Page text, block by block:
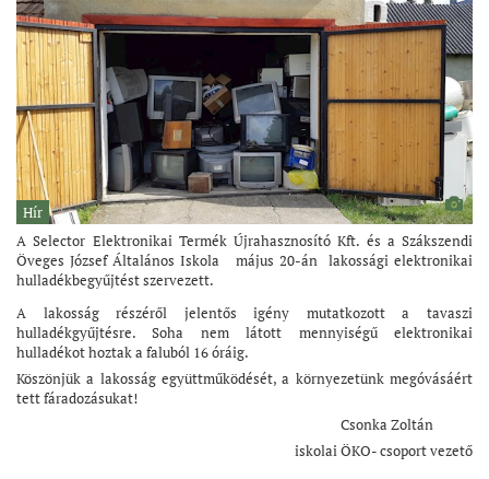
Hír
A Selector Elektronikai Termék Újrahasznosító Kft. és a Szákszendi
Öveges József Általános Iskola május 20-án lakossági elektronikai
hulladékbegyűjtést szervezett.
A lakosság részéről jelentős igény mutatkozott a tavaszi
hulladékgyűjtésre. Soha nem látott mennyiségű elektronikai
hulladékot hoztak a faluból 16 óráig.
Köszönjük a lakosság együttműködését, a környezetünk megóvásáért
tett fáradozásukat!
Csonka Zoltán
iskolai ÖKO- csoport vezető